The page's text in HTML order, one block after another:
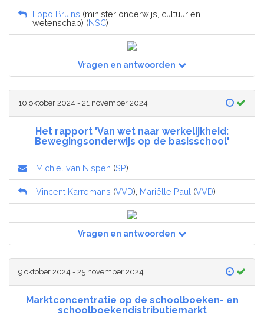
Eppo Bruins (minister onderwijs, cultuur en
wetenschap) (NSC)
Vragen en antwoorden
10 oktober 2024 - 21 november 2024
Het rapport 'Van wet naar werkelijkheid:
Bewegingsonderwijs op de basisschool'
Michiel van Nispen (SP)
Vincent Karremans (VVD), Mariëlle Paul (VVD)
Vragen en antwoorden
9 oktober 2024 - 25 november 2024
Marktconcentratie op de schoolboeken- en
schoolboekendistributiemarkt